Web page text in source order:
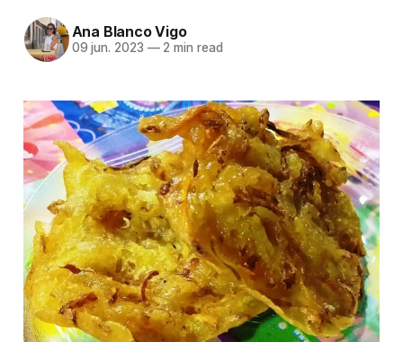
Ana Blanco Vigo
09 jun. 2023 —2 min read